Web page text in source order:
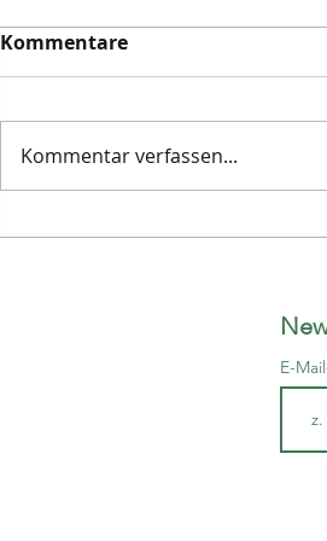
Masques du Monde:
Kommentare
Kommentar verfassen...
E-